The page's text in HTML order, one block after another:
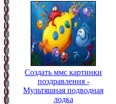
Создать ммс картинки
поздравления -
Мультяшная подводная
лодка